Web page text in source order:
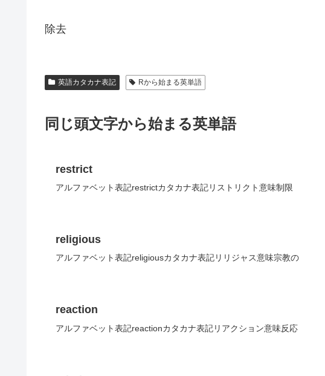
除去
英語カタカナ表記 Rから始まる英単語
同じ頭文字から始まる英単語
restrict
アルファベット表記restrictカタカナ表記リストリクト意味制限
religious
アルファベット表記religiousカタカナ表記リリジャス意味宗教の
reaction
アルファベット表記reactionカタカナ表記リアクション意味反応